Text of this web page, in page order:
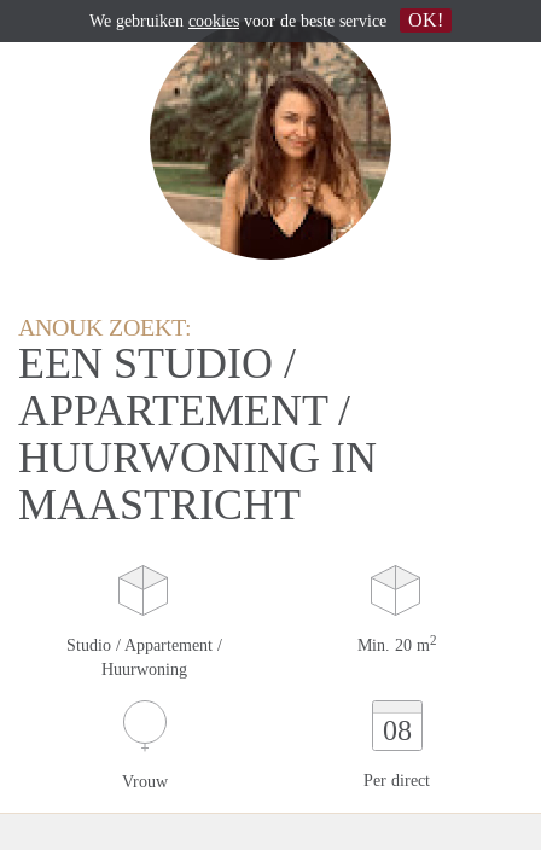
ANOUK ZOEKT:
EEN STUDIO /
APPARTEMENT /
HUURWONING IN
MAASTRICHT
Studio / Appartement /
Huurwoning
Min. 20 m2
Vrouw
08
Per direct
We gebruiken cookies voor de beste service OK!